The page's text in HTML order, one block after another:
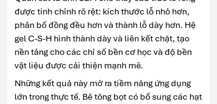
được tinh chỉnh rõ rệt: kích thước lỗ nhỏ hơn,
phân bố đồng đều hơn và thành lỗ dày hơn. Hệ
gel C-S-H hình thành dày và liên kết chặt, tạo
nền tảng cho các chỉ số bền cơ học và độ bền
vật liệu được cải thiện mạnh mẽ.
Những kết quả này mở ra tiềm năng ứng dụng
lớn trong thực tế. Bê tông bọt có bổ sung các hạt